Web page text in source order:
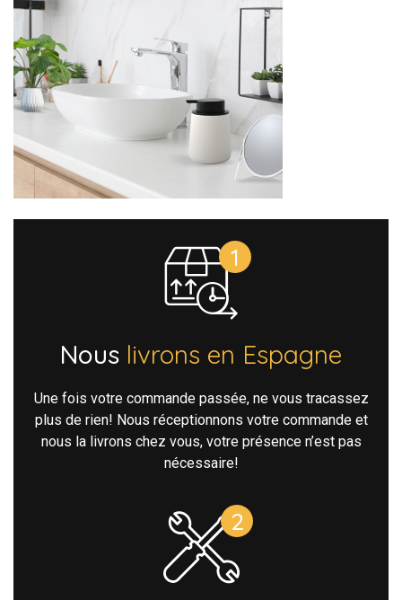
Nous livrons en Espagne
Une fois votre commande passée, ne vous tracassez
plus de rien! Nous réceptionnons votre commande et
nous la livrons chez vous, votre présence n’est pas
nécessaire!